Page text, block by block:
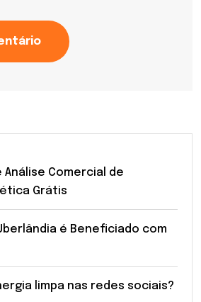
Análise Comercial de
Grátis
é Beneficiado com
limpa nas redes sociais?